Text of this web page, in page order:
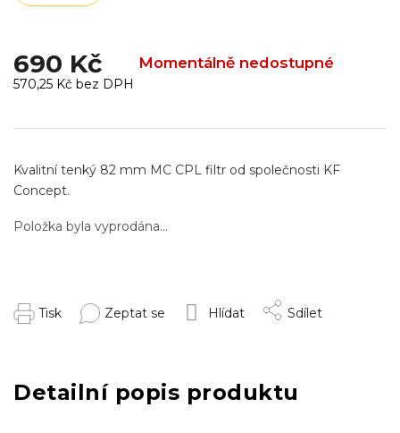
690 Kč Momentálně nedostupné
570,25 Kč bez DPH
cena:
Položka byla vyprodána…
Kvalitnítenký 82 mm MC CPL filtr od společnosti KF
Concept.
Tisk Zeptat se Hlídat Sdílet
Detailní popis produktu